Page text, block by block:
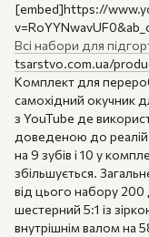
[embed]https://
Всі набори для
tsarstvo.com.ua/
Комплект для
самохідний окучник
з YouTube де
доведеною до реалій
на 9 зубів і 10 у
збільшується.
від цього набору
шестерний 5:1 із
внутрішнім валом на